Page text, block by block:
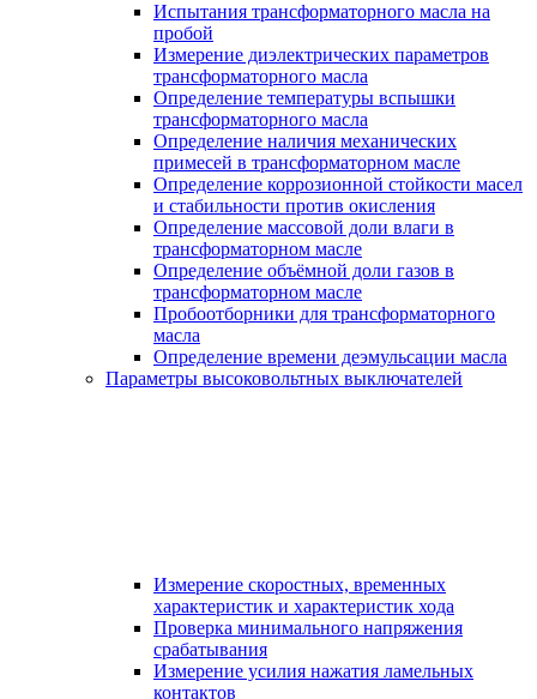
Испытания трансформаторного масла на
пробой
Измерение диэлектрических параметров
трансформаторного масла
Определение температуры вспышки
трансформаторного масла
Определение наличия механических
примесей в трансформаторном масле
Определение коррозионной стойкости масел
и стабильности против окисления
Определение массовой доли влаги в
трансформаторном масле
Определение объёмной доли газов в
трансформаторном масле
Пробоотборники для трансформаторного
масла
Определение времени деэмульсации масла
Параметры высоковольтных выключателей
Измерение скоростных, временных
характеристик и характеристик хода
Проверка минимального напряжения
срабатывания
Измерение усилия нажатия ламельных
контактов